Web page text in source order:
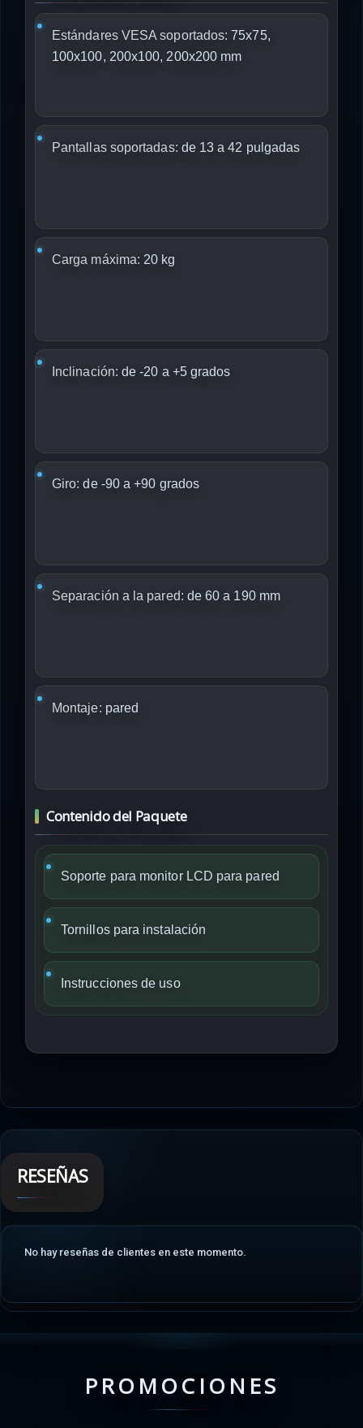
Estándares VESA soportados: 75x75,
100x100, 200x100, 200x200 mm
Pantallas soportadas: de 13 a 42 pulgadas
Carga máxima: 20 kg
Inclinación: de -20 a +5 grados
Giro: de -90 a +90 grados
Separación a la pared: de 60 a 190 mm
Montaje: pared
Contenido del Paquete
Soporte para monitor LCD para pared
Tornillos para instalación
Instrucciones de uso
RESEÑAS
No hay reseñas de clientes en este momento.
PROMOCIONES